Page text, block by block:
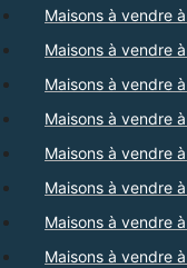
Maisons à vendre
Maisons à vendre
Maisons à vendre
Maisons à vendre
Maisons à vendre
Maisons à vendre
Maisons à vendre
Maisons à vendre